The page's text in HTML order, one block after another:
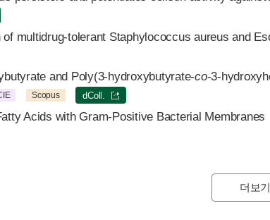
multidrug-tolerant Staphylococcus aureus and
and Poly(3-hydroxybutyrate-co-3-
Scopus dColl.
Acids with Gram-Positive Bacterial Membranes
더보기